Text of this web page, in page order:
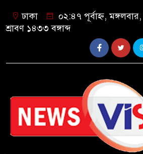
ঢাকা
০২:৪৭ পূর্বাহ্ন,
শ্রাবণ ১৪৩৩ বঙ্গাব্দ